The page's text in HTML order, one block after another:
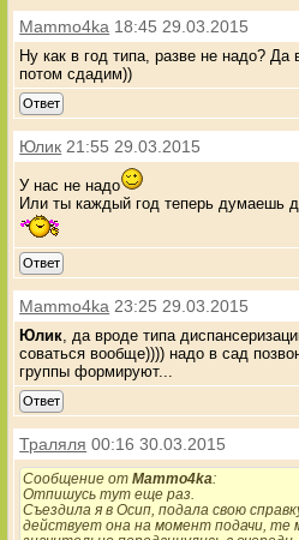
Mammo4ka 18:45 29.03.2015
Ну как в год типа, разве не надо? Да
потом сдадим))
Ответ
Юлик 21:55 29.03.2015
У нас не надо
Или ты каждый год теперь думаешь
Ответ
Mammo4ka 23:25 29.03.2015
Юлик , да вроде типа
соваться вообще)))) надо в сад
группы формируют...
Ответ
Траляля 00:16 30.03.2015
Сообщение отMammo4ka:
Отпишусь тут еще раз.
Съездила я в Осип, подала свою
действует она на момент подачи, те